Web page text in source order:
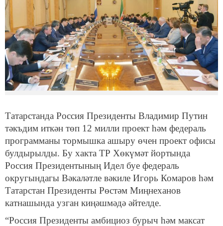
Татарстанда Россия Президенты Владимир Путин
тәкъдим иткән төп 12 милли проект һәм федераль
программаны тормышка ашыру өчен проект офисы
булдырылды. Бу хакта ТР Хөкүмәт йортында
Россия Президентының Идел буе федераль
округындагы Вәкаләтле вәкиле Игорь Комаров һәм
Татарстан Президенты Рөстәм Миңнеханов
катнашында узган киңәшмәдә әйтелде.
“Россия Президенты амбициоз бурыч һәм максат